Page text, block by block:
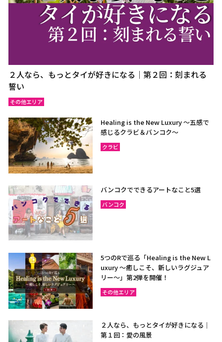
２人なら、もっとタイが好きになる｜第２回：刻まれる
誓い
その他エリア
Healing is the New Luxury ～五感で
感じるクラビ＆バンコク～
クラビ
バンコクでできるアートなこと5選
バンコク
5つのRで巡る「Healing is the New L
uxury ～癒しこそ、新しいラグジュア
リー〜」第2弾を開催！
その他エリア
２人なら、もっとタイが好きになる｜
第１回：愛の風景